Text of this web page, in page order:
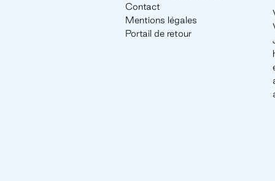
Contact
Mentions légales
Portail de retour